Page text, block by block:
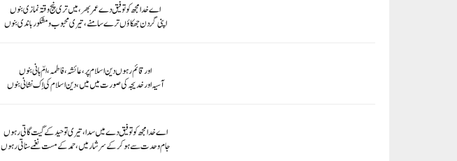
اے خدا مجھ کو توفیق دے عمر بھر، میں تری پنج وقتہ نمازی بنوں
اپنی گردن جھکاؤں ترے سامنے، تیری محبوب ومشکور باندی بنوں
اور قائم رہوں دین اسلام پر، عائشہ، فاطمہ، امّ ہانی بنوں
آسیہ اور خدیجہ کی صورت میں میں، دین اسلام کی اِک نشانی بنوں
اے خدا مجھ کو توفیق دے میں سدا، تیری توحید کے گیت گاتی رہوں
جام وحدت سے ہو کر کے سرشار میں، حمد کے مست نغمے سناتی رہوں